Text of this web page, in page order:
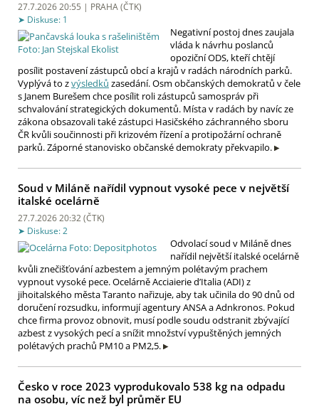
27.7.2026 20:55 | PRAHA (ČTK)
Diskuse: 1
Negativní postoj dnes zaujala
vláda k návrhu poslanců
opoziční ODS, kteří chtějí
posílit postavení zástupců obcí a krajů v radách národních parků.
Vyplývá to zvýsledků zasedání. Osm občanských demokratů v čele
s Janem Burešem chce posílit roli zástupců samospráv při
schvalování strategických dokumentů. Místa v radách by navíc ze
zákona obsazovali také zástupci Hasičského záchranného sboru
ČR kvůli součinnosti při krizovém řízení a protipožární ochraně
parků. Záporné stanovisko občanské demokraty překvapilo.
Soud v Miláně nařídil vypnout vysoké pece v největší
italské ocelárně
27.7.2026 20:32 (ČTK)
Diskuse: 2
Odvolací soud v Miláně dnes
nařídil největší italské ocelárně
kvůli znečišťování azbestem a jemným polétavým prachem
vypnout vysoké pece. Ocelárně Acciaierie d’Italia (ADI) z
jihoitalského města Taranto nařizuje, aby tak učinila do 90 dnů od
doručení rozsudku, informují agentury ANSA a Adnkronos. Pokud
chce firma provoz obnovit, musí podle soudu odstranit zbývající
azbest z vysokých pecí a snížit množství vypuštěných jemných
polétavých prachů PM10 a PM2,5.
Česko v roce 2023 vyprodukovalo 538 kg na odpadu
na osobu, víc než byl průměr EU